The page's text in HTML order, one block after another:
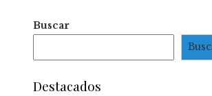
Buscar
Destacados